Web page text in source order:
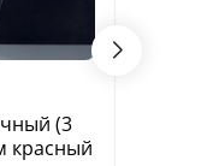
(3
красный